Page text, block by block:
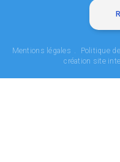
Mentions légales Politique
création site